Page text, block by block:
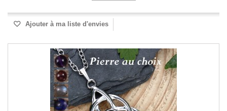
Ajouter à ma liste d'envies